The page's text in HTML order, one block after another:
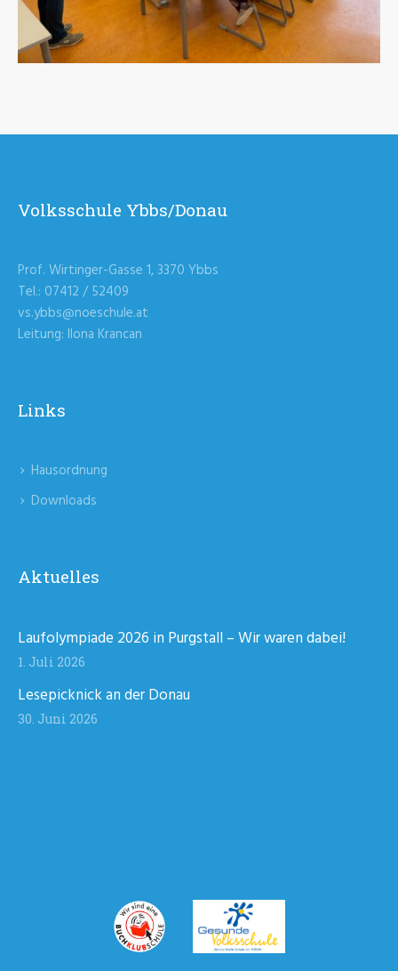
Volksschule Ybbs/Donau
Prof. Wirtinger-Gasse 1, 3370 Ybbs
Tel.: 07412 / 52409
vs.ybbs@noeschule.at
Leitung: Ilona Krancan
Links
Hausordnung
Downloads
Aktuelles
Laufolympiade 2026 in Purgstall – Wir waren dabei!
1. Juli 2026
Lesepicknick an der Donau
30. Juni 2026